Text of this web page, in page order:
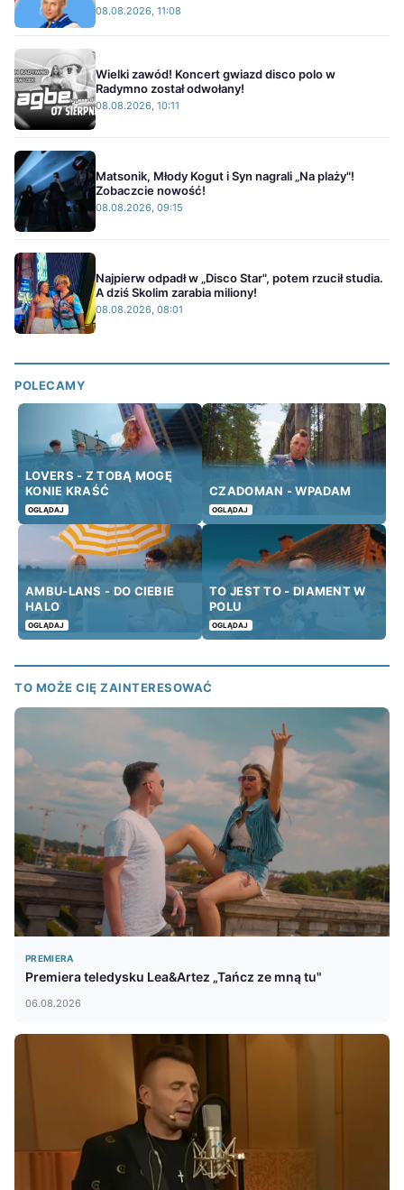
08.08.2026, 11:08
Wielki zawód! Koncert gwiazd disco polo w
Radymno został odwołany!
08.08.2026, 10:11
Matsonik, Młody Kogut i Syn nagrali „Na plaży"!
Zobaczcie nowość!
08.08.2026, 09:15
Najpierw odpadł w „Disco Star", potem rzucił studia.
A dziś Skolim zarabia miliony!
08.08.2026, 08:01
POLECAMY
LOVERS - Z TOBĄ MOGĘ
KONIE KRAŚĆ
OGLĄDAJ
CZADOMAN - WPADAM
OGLĄDAJ
AMBU-LANS - DO CIEBIE
HALO
OGLĄDAJ
TO JEST TO - DIAMENT W
POLU
OGLĄDAJ
TO MOŻE CIĘ ZAINTERESOWAĆ
PREMIERA
Premiera teledysku Lea&Artez „Tańcz ze mną tu"
06.08.2026